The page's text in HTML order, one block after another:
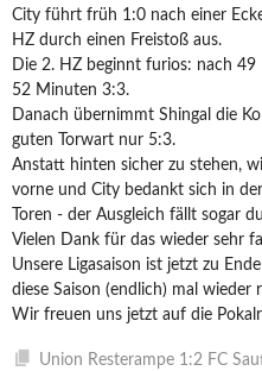
City führt früh 1:0 nach einer
HZ durch einen Freistoß aus.
Die 2. HZ beginnt furios: nach
52 Minuten 3:3.
Danach übernimmt Shingal die
guten Torwart nur 5:3.
Anstatt hinten sicher zu stehen,
vorne und City bedankt sich in
Toren - der Ausgleich fällt sogar
Vielen Dank für das wieder sehr
Unsere Ligasaison ist jetzt zu
diese Saison (endlich) mal wieder
Wir freuen uns jetzt auf die
Union Resterampe 1:2 FC